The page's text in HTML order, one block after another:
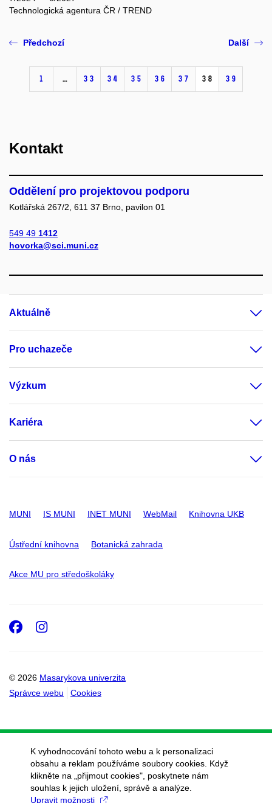
Technologická agentura ČR / TREND
Předchozí
1 … 33 34 35 36 37 38 39
Další
Kontakt
Oddělení pro projektovou podporu
Kotlářská 267/2, 611 37 Brno, pavilon 01
549 49 1412
hovorka@sci.muni.cz
Aktuálně
Pro uchazeče
Výzkum
Kariéra
O nás
MUNI IS MUNI INET MUNI WebMail Knihovna UKB
Ústřední knihovna Botanická zahrada
Akce MU pro středoškoláky
© 2026 Masarykova univerzita
Správce webu
Cookies
Facebook
Instagram
K vyhodnocování tohoto webu a k personalizaci
obsahu a reklam používáme soubory cookies. Když
klikněte na „přijmout cookies", poskytnete nám
souhlas k jejich uložení, správě a analýze.
Upravit možnosti